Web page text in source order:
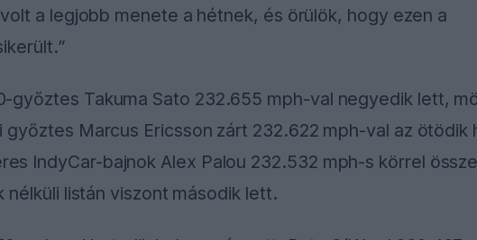
a legjobb menete a hétnek, és örülök, hogy ezen a
győztes Takuma Sato 232.655 mph-val negyedik lett,
győztes Marcus Ericsson zárt 232.622 mph-val az ötödik
IndyCar-bajnok Alex Palou 232.532 mph-s körrel
nélküli listán viszont második lett.